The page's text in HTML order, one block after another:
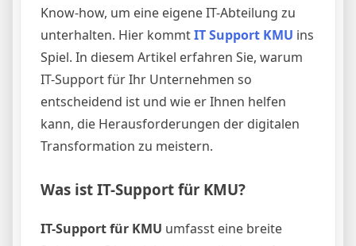
Know-how, um eine eigene IT-Abteilung zu
unterhalten. Hier kommtIT Support KMU ins
Spiel. In diesem Artikel erfahren Sie, warum
IT-Support für Ihr Unternehmen so
entscheidend ist und wie er Ihnen helfen
kann, die Herausforderungen der digitalen
Transformation zu meistern.
Was ist IT-Support für KMU?
IT-Support für KMU umfasst eine breite